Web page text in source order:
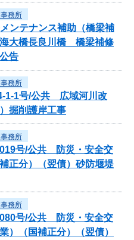
務所
ンテナンス補助（橋梁補
大橋長良川橋 橋梁補修
告
務所
1-1号/公共 広域河川改
掘削護岸工事
務所
019号/公共 防災・安全交
正分）（翌債）砂防堰堤
務所
080号/公共 防災・安全交
）（国補正分）（翌債）